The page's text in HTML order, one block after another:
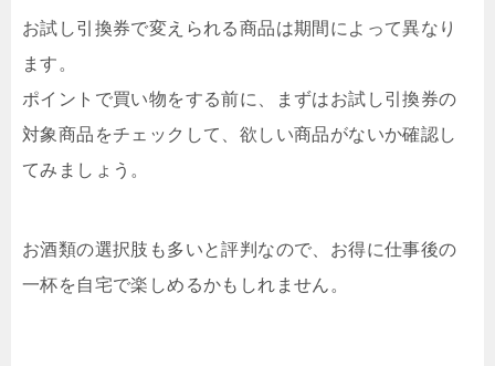
お試し引換券で変えられる商品は期間によって異なり
ます。
ポイントで買い物をする前に、まずはお試し引換券の
対象商品をチェックして、欲しい商品がないか確認し
てみましょう。
お酒類の選択肢も多いと評判なので、お得に仕事後の
一杯を自宅で楽しめるかもしれません。